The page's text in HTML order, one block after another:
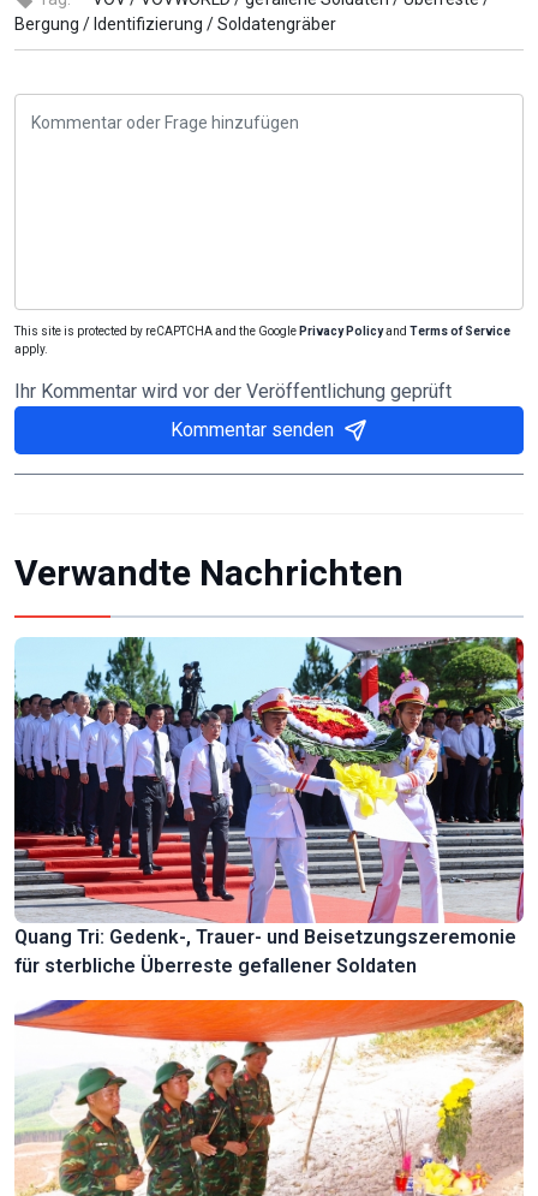
Bergung / Identifizierung /Soldatengräber
This site is protected by reCAPTCHA and the Google Privacy Policyand Terms of Service
apply.
Ihr Kommentar wird vor der Veröffentlichung geprüft
Kommentar senden
Verwandte Nachrichten
Quang Tri: Gedenk-, Trauer- und Beisetzungszeremonie
für sterbliche Überreste gefallener Soldaten